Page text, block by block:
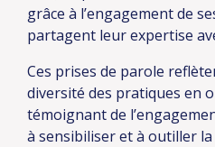
grâce à l’engagement de
partagent leur expertise
Ces prises de parole
diversité des pratiques en
témoignant de
à sensibiliser et à outiller